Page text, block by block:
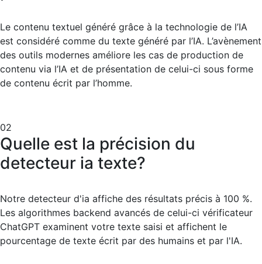
Le contenu textuel généré grâce à la technologie de l’IA
est considéré comme du texte généré par l’IA. L’avènement
des outils modernes améliore les cas de production de
contenu via l’IA et de présentation de celui-ci sous forme
de contenu écrit par l’homme.
02
Quelle est la précision du
detecteur ia texte?
Notre detecteur d'ia affiche des résultats précis à 100 %.
Les algorithmes backend avancés de celui-ci vérificateur
ChatGPT examinent votre texte saisi et affichent le
pourcentage de texte écrit par des humains et par l'IA.